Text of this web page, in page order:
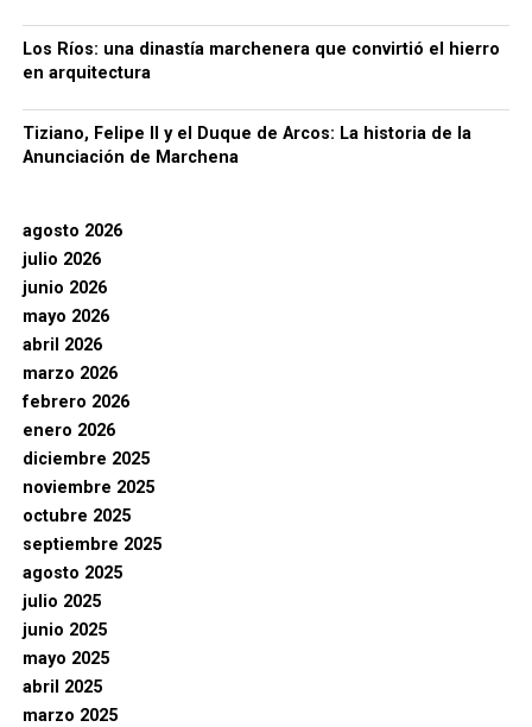
Los Ríos: una dinastía marchenera que convirtió el hierro
en arquitectura
Tiziano, Felipe II y el Duque de Arcos: La historia de la
Anunciación de Marchena
agosto 2026
julio 2026
junio 2026
mayo 2026
abril 2026
marzo 2026
febrero 2026
enero 2026
diciembre 2025
noviembre 2025
octubre 2025
septiembre 2025
agosto 2025
julio 2025
junio 2025
mayo 2025
abril 2025
marzo 2025